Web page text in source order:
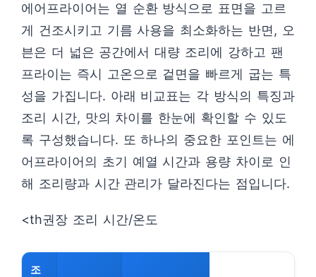
에어프라이어는 열 순환 방식으로 표면을 고르
게 건조시키고 기름 사용을 최소화하는 반면, 오
븐은 더 넓은 공간에서 대량 조리에 강하고 팬
프라이는 즉시 고온으로 겉면을 빠르게 굽는 특
성을 가집니다. 아래 비교표는 각 방식의 특징과
조리 시간, 맛의 차이를 한눈에 확인할 수 있도
록 구성했습니다. 또 하나의 중요한 포인트는 에
어프라이어의 초기 예열 시간과 용량 차이로 인
해 조리량과 시간 관리가 달라진다는 점입니다.
<th권장 조리 시간/온도
조